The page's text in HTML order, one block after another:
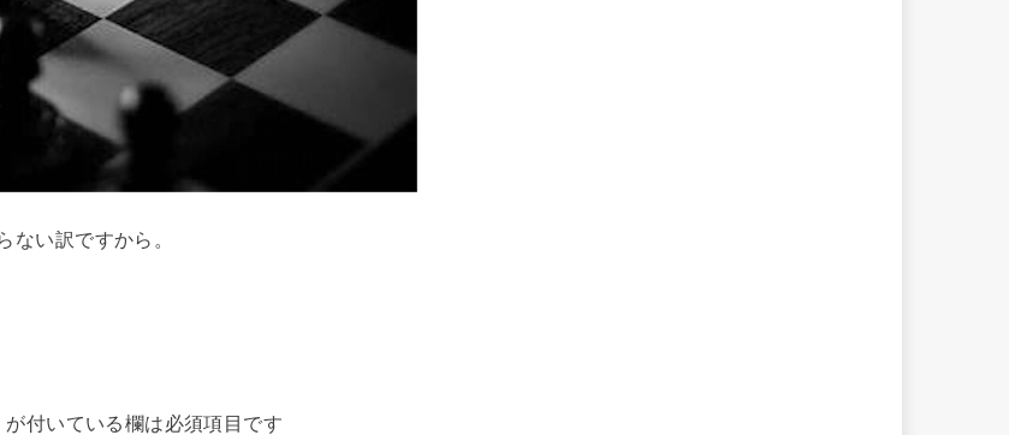
ない訳ですから。
が付いている欄は必須項目です